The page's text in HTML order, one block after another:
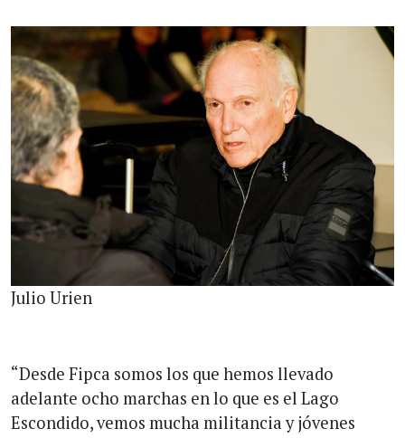
Julio Urien
“Desde Fipca somos los que hemos llevado
adelante ocho marchas en lo que es el Lago
Escondido, vemos mucha militancia y jóvenes